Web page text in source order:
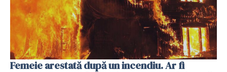
Femeie arestată după un incendiu. Ar fi